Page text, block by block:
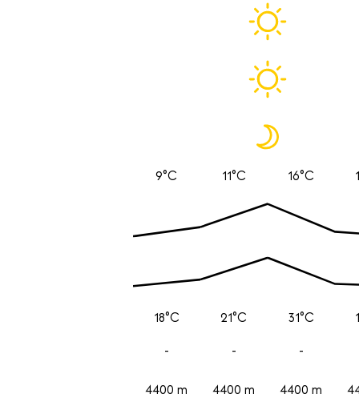
9°C
18°C
-
4400 m
11°C
21°C
-
4400 m
16°C
31°C
-
4400 m